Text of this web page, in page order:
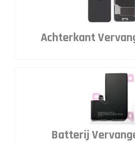
Achterkant
Batterij